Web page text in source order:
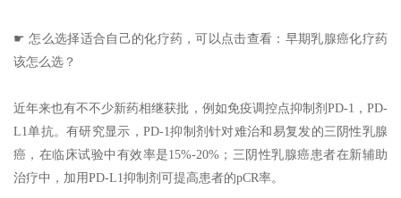
☛ 怎么选择适合自己的化疗药，可以点击查看：早期乳腺癌化疗药
该怎么选？
近年来也有不不少新药相继获批，例如免疫调控点抑制剂PD-1，PD-
L1单抗。有研究显示，PD-1抑制剂针对难治和易复发的三阴性乳腺
癌，在临床试验中有效率是15%-20%；三阴性乳腺癌患者在新辅助
治疗中，加用PD-L1抑制剂可提高患者的pCR率。